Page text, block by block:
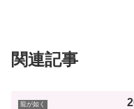
関連記事
龍が如く